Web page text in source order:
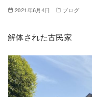
2021年6月4日 ブログ
解体された古民家